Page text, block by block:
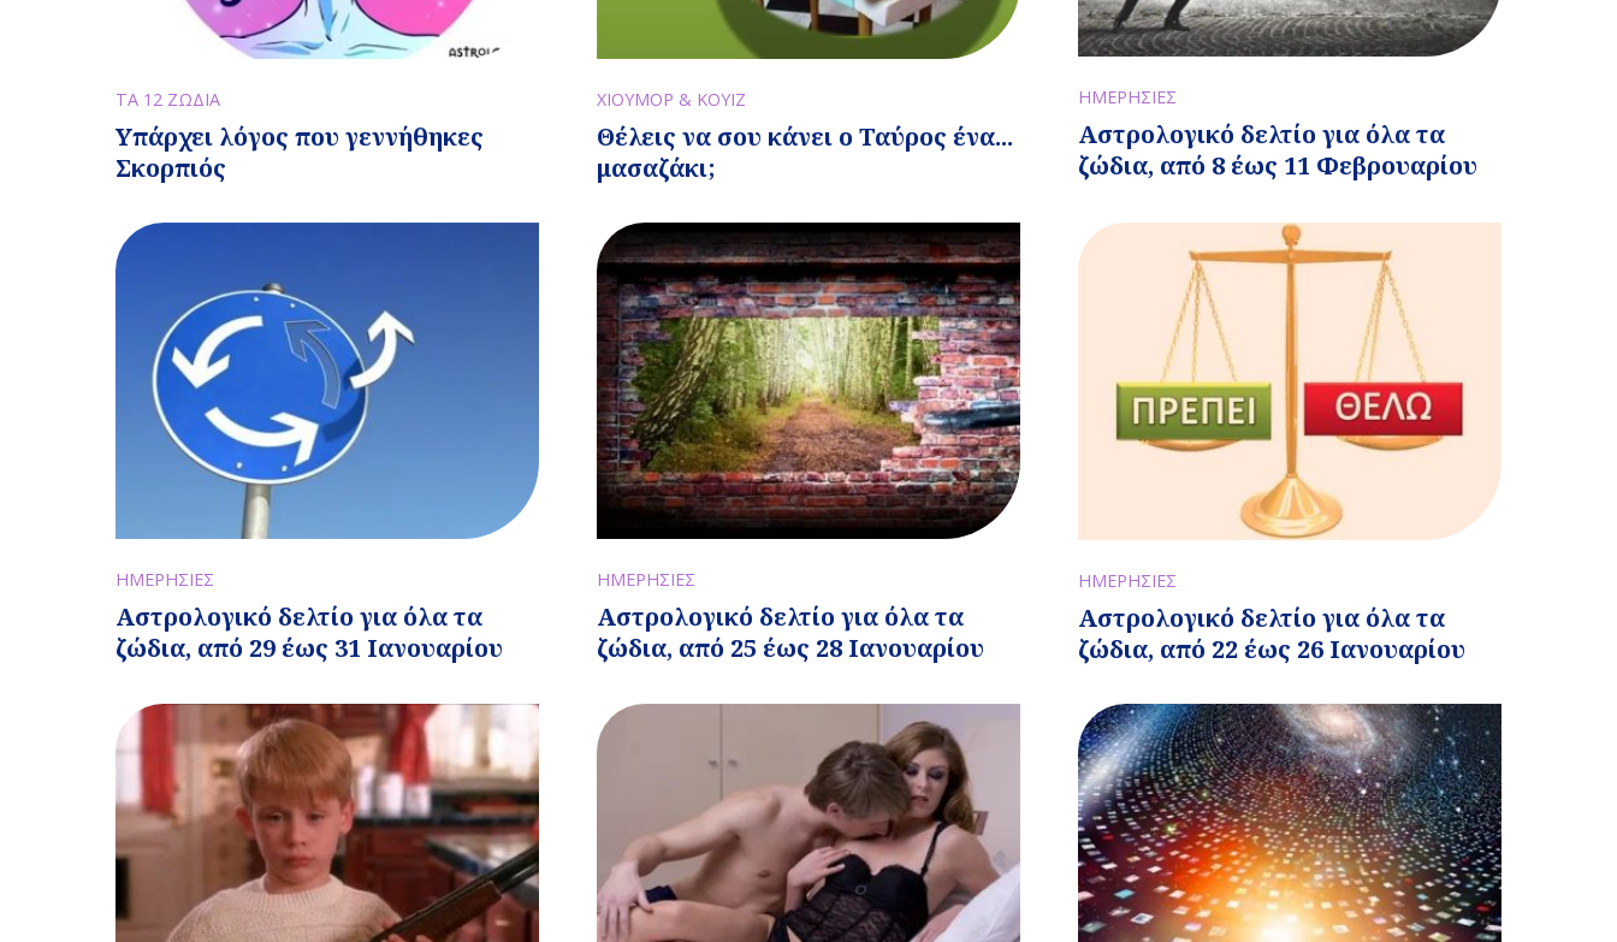
ΤΑ 12 ΖΩΔΙΑ
Υπάρχει λόγος που γεννήθηκες
Σκορπιός
ΧΙΟΥΜΟΡ & ΚΟΥΙΖ
Θέλεις να σου κάνει ο Ταύρος ένα...
μασαζάκι;
ΗΜΕΡΗΣΙΕΣ
Αστρολογικό δελτίο για όλα τα
ζώδια, από 8 έως 11 Φεβρουαρίου
ΗΜΕΡΗΣΙΕΣ
Αστρολογικό δελτίο για όλα τα
ζώδια, από 29 έως 31 Ιανουαρίου
ΗΜΕΡΗΣΙΕΣ
Αστρολογικό δελτίο για όλα τα
ζώδια, από 25 έως 28 Ιανουαρίου
ΗΜΕΡΗΣΙΕΣ
Αστρολογικό δελτίο για όλα τα
ζώδια, από 22 έως 26 Ιανουαρίου